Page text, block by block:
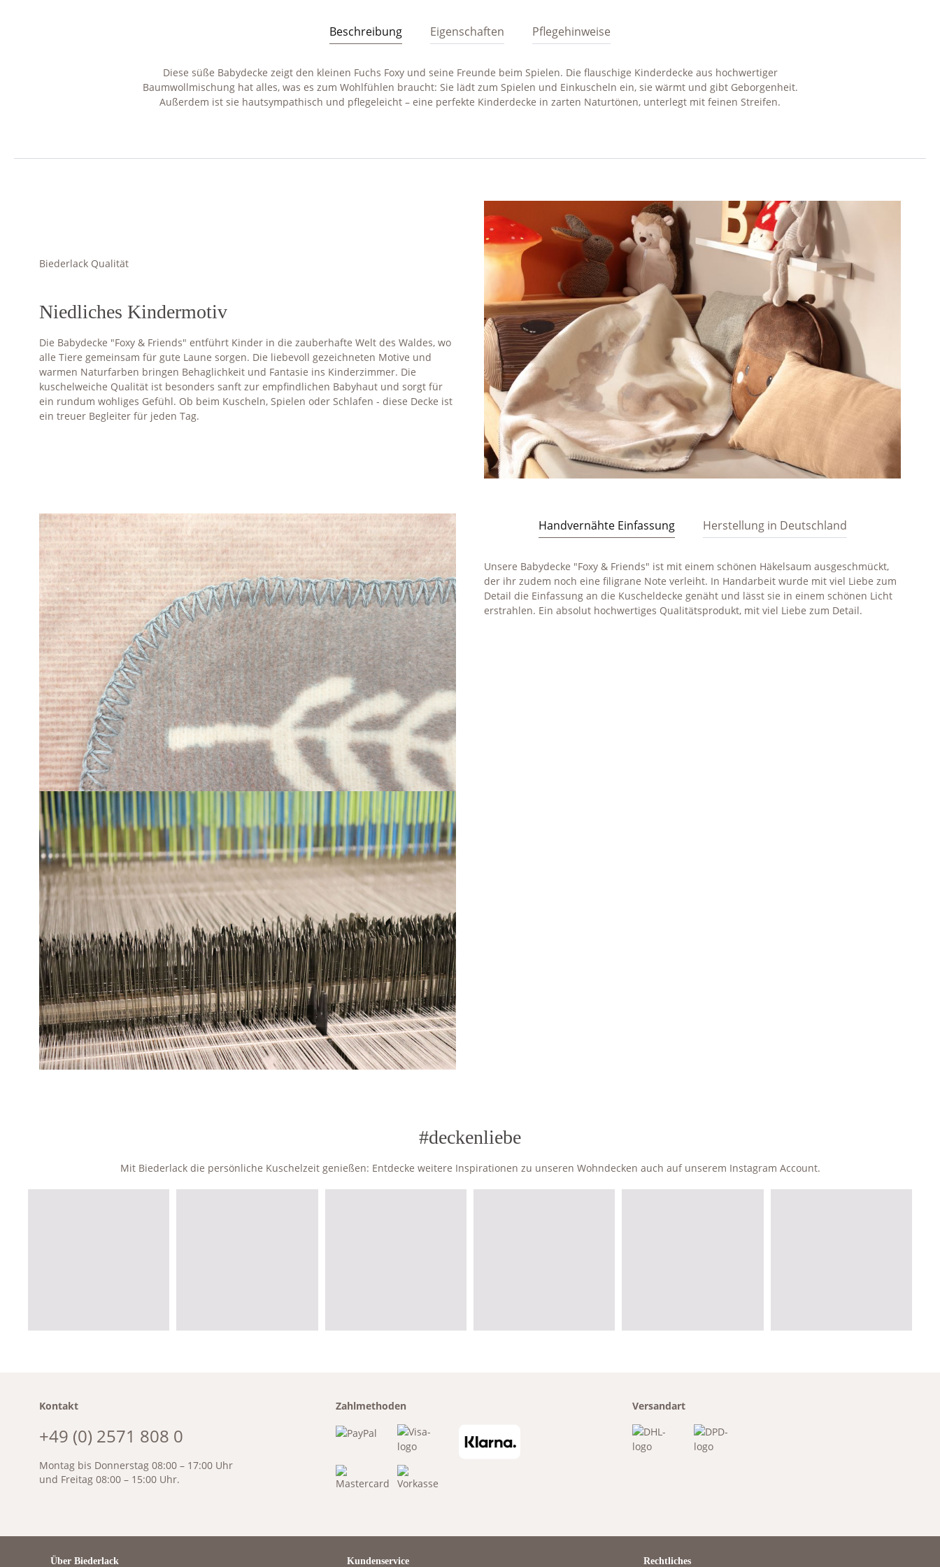
Beschreibung Eigenschaften Pflegehinweise
Diese süße Babydecke zeigt den kleinen Fuchs Foxy und seine Freunde beim Spielen. Die flauschige Kinderdecke aus hochwertiger
Baumwollmischung hat alles, was es zum Wohlfühlen braucht: Sie lädt zum Spielen und Einkuscheln ein, sie wärmt und gibt Geborgenheit.
Außerdem ist sie hautsympathisch und pflegeleicht – eine perfekte Kinderdecke in zarten Naturtönen, unterlegt mit feinen Streifen.
Biederlack Qualität
Niedliches Kindermotiv
Die Babydecke "Foxy & Friends" entführt Kinder in die zauberhafte Welt des Waldes, wo
alle Tiere gemeinsam für gute Laune sorgen. Die liebevoll gezeichneten Motive und
warmen Naturfarben bringen Behaglichkeit und Fantasie ins Kinderzimmer. Die
kuschelweiche Qualität ist besonders sanft zur empfindlichen Babyhaut und sorgt für
ein rundum wohliges Gefühl. Ob beim Kuscheln, Spielen oder Schlafen - diese Decke ist
ein treuer Begleiter für jeden Tag.
Handvernähte Einfassung Herstellung in Deutschland
Unsere Babydecke "Foxy & Friends" ist mit einem schönen Häkelsaum ausgeschmückt,
der ihr zudem noch eine filigrane Note verleiht. In Handarbeit wurde mit viel Liebe zum
Detail die Einfassung an die Kuscheldecke genäht und lässt sie in einem schönen Licht
erstrahlen. Ein absolut hochwertiges Qualitätsprodukt, mit viel Liebe zum Detail.
#deckenliebe
Mit Biederlack die persönliche Kuschelzeit genießen: Entdecke weitere Inspirationen zu unseren Wohndecken auch auf unserem Instagram Account.
Kontakt
+49 (0) 2571 808 0
Montag bis Donnerstag 08:00 – 17:00 Uhr
und Freitag 08:00 – 15:00 Uhr.
Zahlmethoden Versandart
Über Biederlack Kundenservice Rechtliches